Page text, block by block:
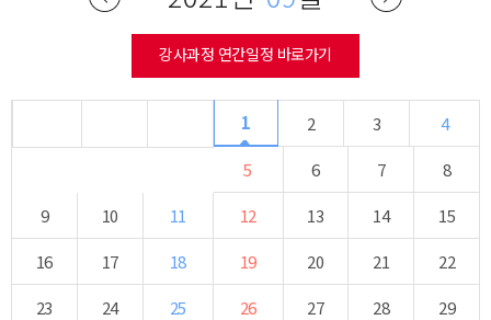
강사과정 연간일정 바로가기
1 2 3
4
5
6 7
8
9
10 11 12 13 14
15
16
17 18 19 20 21
22
23
24 25 26 27 28
29